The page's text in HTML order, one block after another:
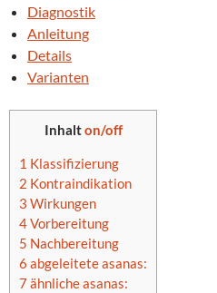
Diagnostik
Anleitung
Details
Varianten
Inhalton/off
1 Klassifizierung
2 Kontraindikation
3 Wirkungen
4Vorbereitung
5 Nachbereitung
6 abgeleitete asanas:
7ähnliche asanas: